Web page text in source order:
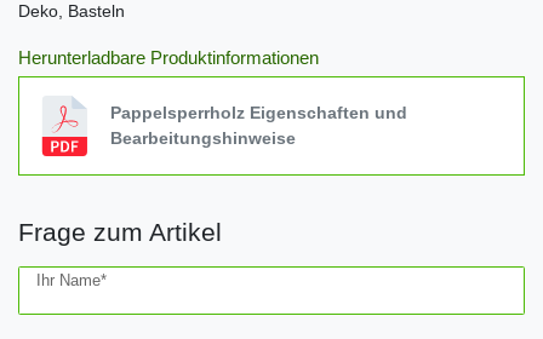
Deko, Basteln
Herunterladbare Produktinformationen
Pappelsperrholz Eigenschaften und
Bearbeitungshinweise
Frage zum Artikel
Ihr Name*
Ceres::Template.mailFormHoneypotLabel